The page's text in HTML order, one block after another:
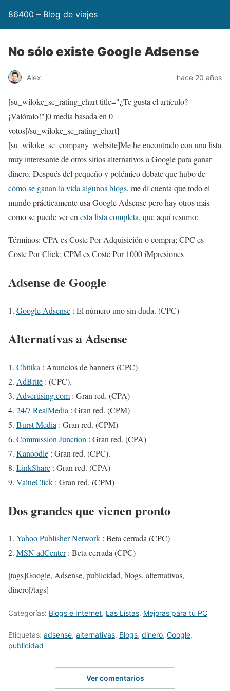
86400 – Blog de viajes
No sólo existe Google Adsense
Alex hace 20 años
[su_wiloke_sc_rating_chart title="¿Te gusta el artículo?
¡Valóralo!"]0media basada en 0
votos[/su_wiloke_sc_rating_chart]
[su_wiloke_sc_company_website]Me he encontrado con una lista
muy interesante de otros sitios alternativos a Google para ganar
dinero. Después del pequeño y polémico debate que hubo de
cómo se ganan la vida algunos blogs, me dí cuenta que todo el
mundo prácticamente usa Google Adsense pero hay otros más
como se puede ver en esta lista completa, que aquí resumo:
Términos: CPA es Coste Por Adquisición o compra; CPC es
Coste Por Click; CPM es Coste Por 1000 iMpresiones
Adsense de Google
Google Adsense : El número uno sin duda. (CPC)
Alternativas a Adsense
Chitika : Anuncios de banners (CPC)
AdBrite : (CPC).
Advertising.com : Gran red. (CPA)
24/7 RealMedia : Gran red. (CPM)
Burst Media : Gran red. (CPM)
Commission Junction : Gran red. (CPA)
Kanoodle : Gran red. (CPC).
LinkShare : Gran red. (CPA)
ValueClick : Gran red. (CPM)
Dos grandes que vienen pronto
Yahoo Publisher Network : Beta cerrada (CPC)
MSN adCenter: Beta cerrada (CPC)
[tags]Google, Adsense, publicidad, blogs, alternativas,
dinero[/tags]
Categorías: Blogs e Internet, Las Listas, Mejoras para tu PC
Etiquetas: adsense, alternativas, Blogs, dinero, Google,
publicidad
Ver comentarios